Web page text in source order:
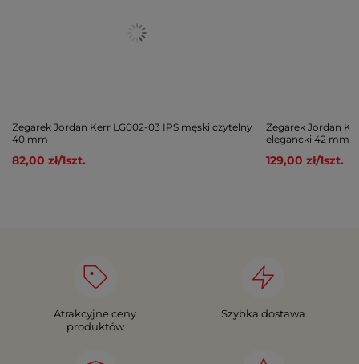
Zegarek Jordan Kerr LG002-03 IPS męski czytelny
40 mm
82,00 zł/1szt.
Zegarek Jordan
elegancki 42 mm
129,00 zł/1szt.
Atrakcyjne ceny
produktów
Szybka dostawa